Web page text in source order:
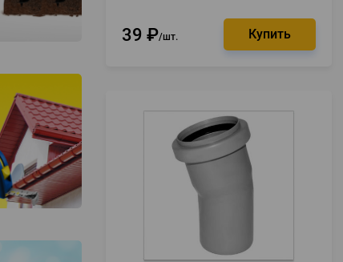
39 ₽ шт.